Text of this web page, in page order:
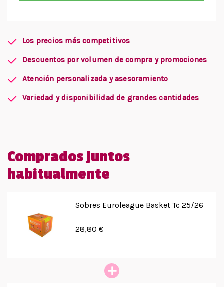
Los precios más competitivos
Descuentos por volumen de compra y promociones
Atención personalizada y asesoramiento
Variedad y disponibilidad de grandes cantidades
Comprados juntos
habitualmente
Sobres Euroleague Basket Tc 25/26
28,80 €